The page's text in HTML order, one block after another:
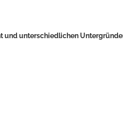
und unterschiedlichen